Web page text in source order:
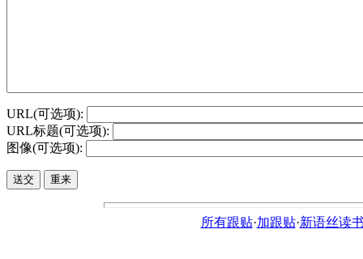
URL(可选项):
URL标题(可选项):
图像(可选项):
所有跟贴·加跟贴·新语丝读